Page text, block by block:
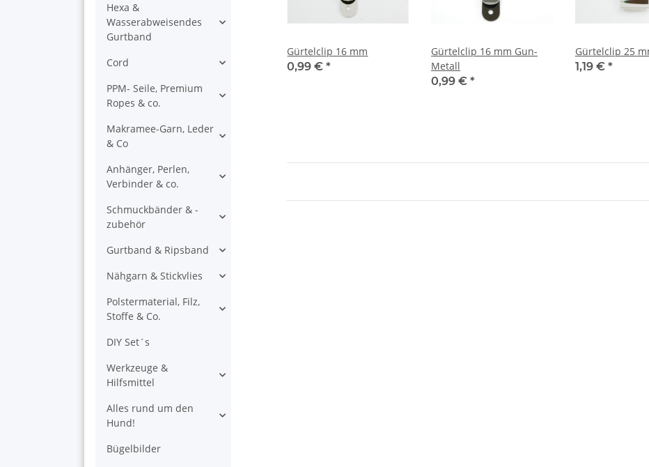
Gürtelclip 16 mm
0,99 €*
Gürtelclip 16 mm Gun-
Metall
0,99 €*
Gürtelclip 25
1,19 € *
Hexa &
Wasserabweisendes
Gurtband
Cord
PPM- Seile, Premium
Ropes & co.
Makramee-Garn, Leder
& Co
Anhänger, Perlen,
Verbinder & co.
Schmuckbänder & -
zubehör
Gurtband & Ripsband
Nähgarn & Stickvlies
Polstermaterial, Filz,
Stoffe & Co.
DIY Set´s
Werkzeuge &
Hilfsmittel
Alles rund um den
Hund!
Bügelbilder